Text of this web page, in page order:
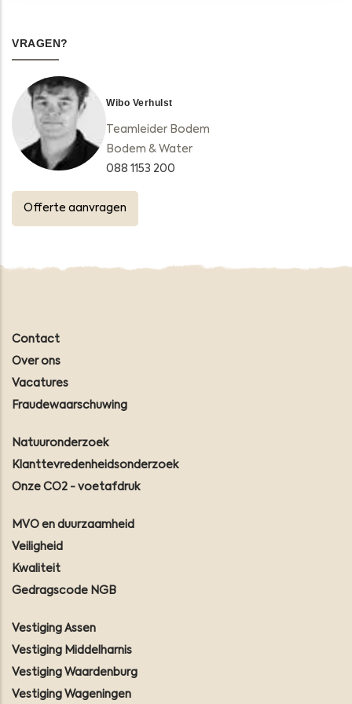
VRAGEN?
Wibo Verhulst
Teamleider Bodem
Bodem & Water
088 1153 200
Offerte aanvragen
Contact
Over ons
Vacatures
Fraudewaarschuwing
Natuuronderzoek
Klanttevredenheidsonderzoek
Onze CO2 - voetafdruk
MVO en duurzaamheid
Veiligheid
Kwaliteit
Gedragscode NGB
Vestiging Assen
Vestiging Middelharnis
Vestiging Waardenburg
Vestiging Wageningen